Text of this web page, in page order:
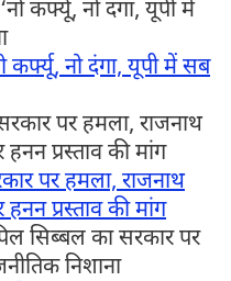
कर्फ्यू, नो दंगा, यूपी में सब
पर हमला, राजनाथ
प्रस्ताव की मांग